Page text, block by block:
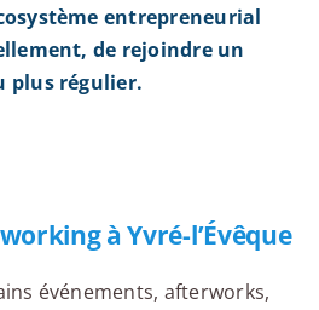
entrepreneurial
de rejoindre un
plus régulier.
à Yvré-l’Évêque
événements, afterworks,